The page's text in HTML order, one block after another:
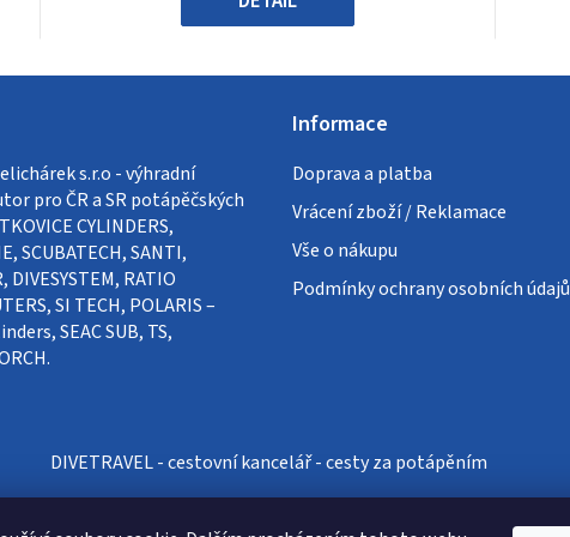
s.r.o - výhradní
pro ČR a SR potápěčských
CYLINDERS,
SCUBATECH, SANTI,
DIVESYSTEM, RATIO
SI TECH, POLARIS –
SEAC SUB, TS,
Informace
Doprava a platba
Vrácení zboží / Reklamace
Vše o nákupu
Podmínky ochrany osobních údajů
DIVETRAVEL - cestovní kancelář - cesty za potápěním